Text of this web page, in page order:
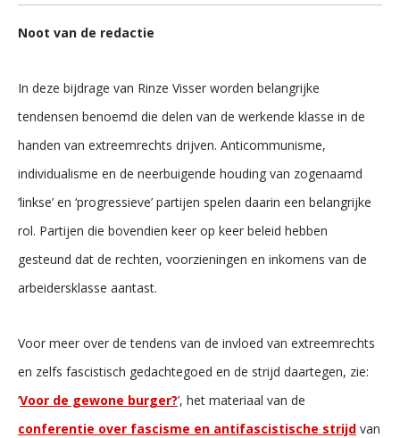
Noot van de redactie
In deze bijdrage van Rinze Visser worden belangrijke
tendensen benoemd die delen van de werkende klasse in de
handen van extreemrechts drijven. Anticommunisme,
individualisme en de neerbuigende houding van zogenaamd
‘linkse’ en ‘progressieve’ partijen spelen daarin een belangrijke
rol. Partijen die bovendien keer op keer beleid hebben
gesteund dat de rechten, voorzieningen en inkomens van de
arbeidersklasse aantast.
Voor meer over de tendens van de invloed van extreemrechts
en zelfs fascistisch gedachtegoed en de strijd daartegen, zie:
‘Voor de gewone burger?’, het materiaal van de
conferentie over fascisme en antifascistische strijd van